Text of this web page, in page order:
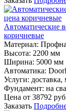
Автоматические
коричневые
Материал:
Высота: 2200 мм
Ширина: 5000 мм
Автоматика:
Услуги:
Фундамент: на
Цена от 38792
Заказать